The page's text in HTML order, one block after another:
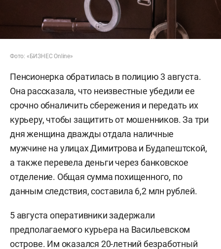
Фото: «БИЗНЕС Online»
Пенсионерка обратилась в полицию 3 августа.
Она рассказала, что неизвестные убедили ее
срочно обналичить сбережения и передать их
курьеру, чтобы защитить от мошенников. За три
дня женщина дважды отдала наличные
мужчине на улицах Димитрова и Будапештской,
а также перевела деньги через банковское
отделение. Общая сумма похищенного, по
данным следствия, составила 6,2 млн рублей.
5 августа оперативники задержали
предполагаемого курьера на Васильевском
острове. Им оказался 20-летний безработный